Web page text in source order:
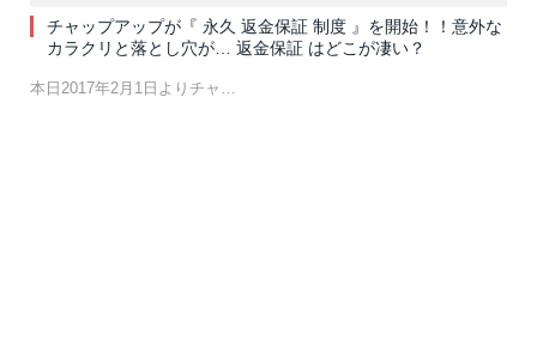
チャップアップが『 永久 返金保証 制度 』を開始！！意外な
カラクリと落とし穴が… 返金保証 はどこが凄い？
本日2017年2月1日よりチャ…